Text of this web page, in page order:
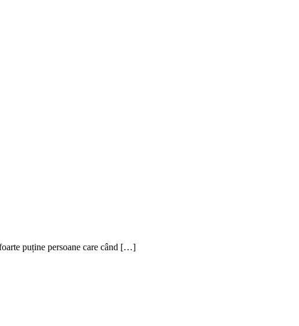
puține persoane care când […]